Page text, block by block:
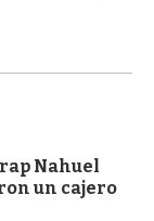
Nahuel
un cajero